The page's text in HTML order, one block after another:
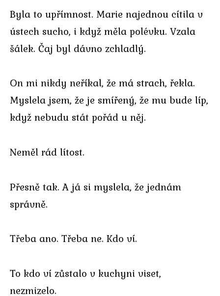
Byla to upřímnost. Marie najednou cítila v
ústech sucho, i když měla polévku. Vzala
šálek. Čaj byl dávno zchladlý.
On mi nikdy neříkal, že má strach, řekla.
Myslela jsem, že je smířený, že mu bude líp,
když nebudu stát pořád u něj.
Neměl rád lítost.
Přesně tak. A já si myslela, že jednám
správně.
Třeba ano. Třeba ne. Kdo ví.
To kdo ví zůstalo v kuchyni viset,
nezmizelo.